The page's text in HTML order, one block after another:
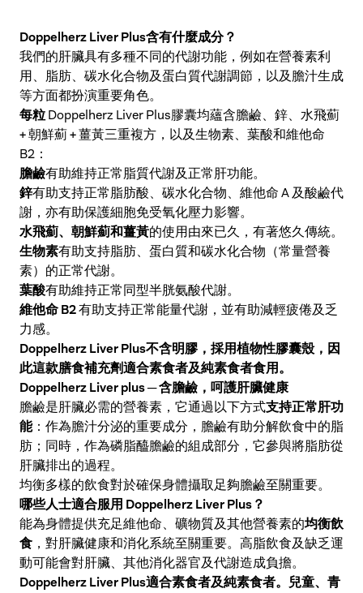
Doppelherz Liver Plus含有什麼成分？
我們的肝臟具有多種不同的代謝功能，例如在營養素利
用、脂肪、碳水化合物及蛋白質代謝調節，以及膽汁生成
等方面都扮演重要角色。
每粒 Doppelherz Liver Plus膠囊均蘊含膽鹼、鋅、水飛薊
+ 朝鮮薊 + 薑黃三重複方，以及生物素、葉酸和維他命
B2：
膽鹼有助維持正常脂質代謝及正常肝功能。
鋅有助支持正常脂肪酸、碳水化合物、維他命 A 及酸鹼代
謝，亦有助保護細胞免受氧化壓力影響。
水飛薊、朝鮮薊和薑黃的使用由來已久，有著悠久傳統。
生物素有助支持脂肪、蛋白質和碳水化合物（常量營養
素）的正常代謝。
葉酸有助維持正常同型半胱氨酸代謝。
維他命 B2有助支持正常能量代謝，並有助減輕疲倦及乏
力感。
Doppelherz Liver Plus不含明膠，採用植物性膠囊殼，因
此這款膳食補充劑適合素食者及純素食者食用。
Doppelherz Liver plus ─ 含膽鹼，呵護肝臟健康
膽鹼是肝臟必需的營養素，它通過以下方式支持正常肝功
能：作為膽汁分泌的重要成分，膽鹼有助分解飲食中的脂
肪；同時，作為磷脂醯膽鹼的組成部分，它參與將脂肪從
肝臟排出的過程。
均衡多樣的飲食對於確保身體攝取足夠膽鹼至關重要。
哪些人士適合服用 Doppelherz Liver Plus？
能為身體提供充足維他命、礦物質及其他營養素的均衡飲
食 ，對肝臟健康和消化系統至關重要。高脂飲食及缺乏運
動可能會對肝臟、其他消化器官及代謝造成負擔。
Doppelherz Liver Plus適合素食者及純素食者。兒童、青